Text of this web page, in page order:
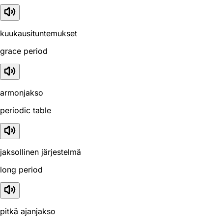
kuukausituntemukset
grace period
armonjakso
periodic table
jaksollinen järjestelmä
long period
pitkä ajanjakso